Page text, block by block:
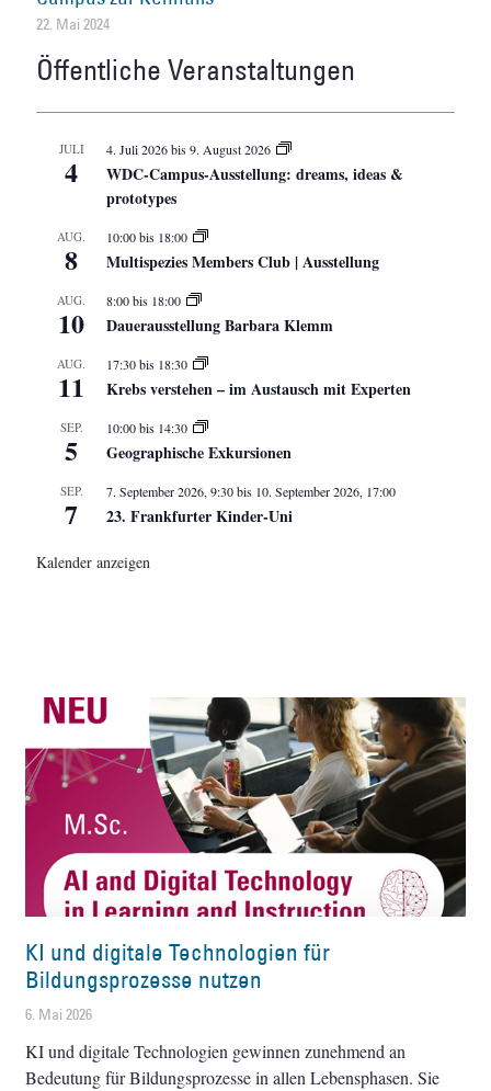
22. Mai 2024
Öffentliche Veranstaltungen
JULI
4
4. Juli 2026bis9. August 2026
WDC-Campus-Ausstellung: dreams, ideas &
prototypes
AUG.
8
10:00bis 18:00
Multispezies Members Club | Ausstellung
AUG.
10
8:00bis 18:00
Dauerausstellung Barbara Klemm
AUG.
11
17:30bis 18:30
Krebs verstehen – im Austausch mit Experten
SEP.
5
10:00bis 14:30
Geographische Exkursionen
SEP.
7
7. September 2026, 9:30bis 10. September 2026, 17:00
23. Frankfurter Kinder-Uni
Kalender anzeigen
KI und digitale Technologien für
Bildungsprozesse nutzen
6. Mai 2026
KI und digitale Technologien gewinnen zunehmend an
Bedeutung für Bildungsprozesse in allen Lebensphasen. Sie